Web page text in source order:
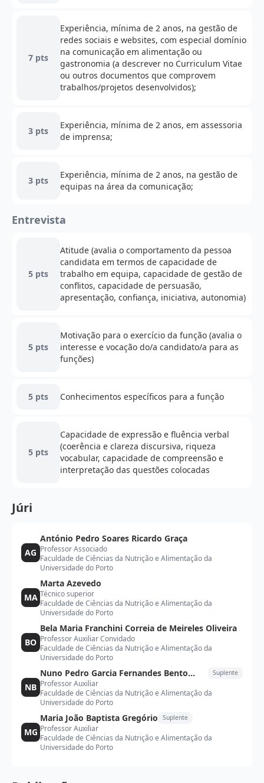
7 pts
Experiência, mínima de 2 anos, na gestão de
redes sociais e websites, com especial domínio
na comunicação em alimentação ou
gastronomia (a descrever no Curriculum Vitae
ou outros documentos que comprovem
trabalhos/projetos desenvolvidos);
3 pts
Experiência, mínima de 2 anos, em assessoria
de imprensa;
3 pts
Experiência, mínima de 2 anos, na gestão de
equipas na área da comunicação;
Entrevista
5 pts
Atitude (avalia o comportamento da pessoa
candidata em termos de capacidade de
trabalho em equipa, capacidade de gestão de
conflitos, capacidade de persuasão,
apresentação, confiança, iniciativa, autonomia)
5 pts
Motivação para o exercício da função (avalia o
interesse e vocação do/a candidato/a para as
funções)
5 pts Conhecimentos específicos para a função
5 pts
Capacidade de expressão e fluência verbal
(coerência e clareza discursiva, riqueza
vocabular, capacidade de compreensão e
interpretação das questões colocadas
Júri
AG
António Pedro Soares Ricardo Graça
Professor Associado
Faculdade de Ciências da Nutrição e Alimentação da
Universidade do Porto
MA
Marta Azevedo
Técnico superior
Faculdade de Ciências da Nutrição e Alimentação da
Universidade do Porto
BO
Bela Maria Franchini Correia de Meireles Oliveira
Professor Auxiliar Convidado
Faculdade de Ciências da Nutrição e Alimentação da
Universidade do Porto
NB
Nuno Pedro Garcia Fernandes Bento
Borges
Suplente
Professor Auxiliar
Faculdade de Ciências da Nutrição e Alimentação da
Universidade do Porto
MG
Maria João Baptista Gregório Suplente
Professor Auxiliar
Faculdade de Ciências da Nutrição e Alimentação da
Universidade do Porto